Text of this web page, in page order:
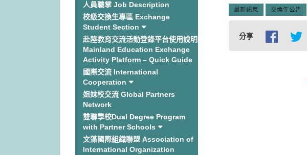
人員職掌 Job Description
校級交換生專區 Exchange
Student Section
赴陸教育交流活動登錄平台使用說明
Mainland Education Exchange
Activity Platform – Quick Guide
國際交流 International
Cooperation
姐妹校交流 Global Partners
Network
雙聯學校Dual Degree Program
with Partner Schools
文藻國際組織聯盟 Association of
International Organization
最新訊息 交換生公告
分享